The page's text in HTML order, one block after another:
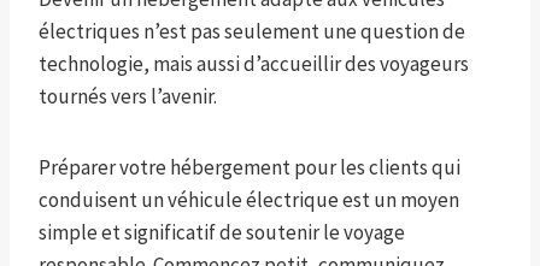
électriques n’est pas seulement une question de
technologie, mais aussi d’accueillir des voyageurs
tournés vers l’avenir.
Préparer votre hébergement pour les clients qui
conduisent un véhicule électrique est un moyen
simple et significatif de soutenir le voyage